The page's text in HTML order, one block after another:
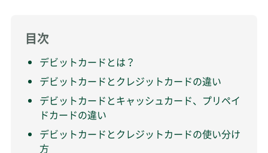
目次
デビットカードとは？
デビットカードとクレジットカードの違い
デビットカードとキャッシュカード、プリペイ
ドカードの違い
デビットカードとクレジットカードの使い分け
方